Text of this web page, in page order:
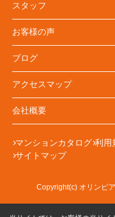
スタッフ
お客様の声
ブログ
アクセスマップ
会社概要
マンションカタログ 利用
サイトマップ
Copyright(c) オリンピ